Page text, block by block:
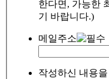
한다면, 가능한
기 바랍니다.)
메일주소
작성하신 내용